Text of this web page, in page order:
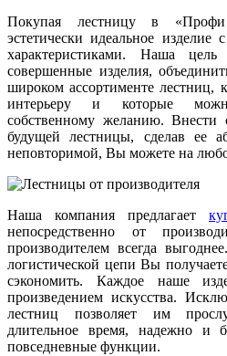
Покупая лестницу в
эстетически идеальное
характеристиками. Наша
совершенные изделия,
широком ассортименте лестниц,
интерьеру и которые
собственному желанию. Внести
будущей лестницы, сделав ее
неповторимой, Вы можете на
Наша компания предлагает
непосредственно от
производителем всегда
логистической цепи Вы
сэкономить. Каждое наше
произведением искусства.
лестниц позволяет им
длительное время, надежно и
повседневные функции.